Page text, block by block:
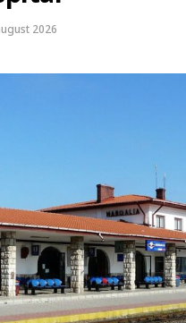
2026